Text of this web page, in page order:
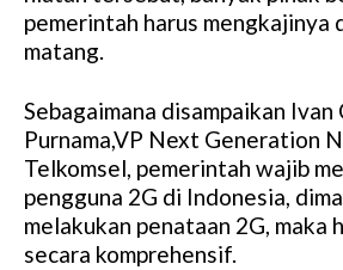
pemerintah harus mengkajinya
matang.
Sebagaimana disampaikan Ivan
Purnama,VP Next Generation
Telkomsel, pemerintah wajib
pengguna 2G di Indonesia,
melakukan penataan 2G, maka
secara komprehensif.